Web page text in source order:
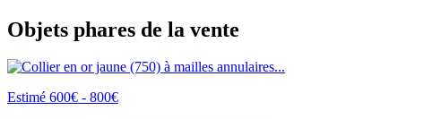
Objets phares de la vente
Estimé 600€ - 800€